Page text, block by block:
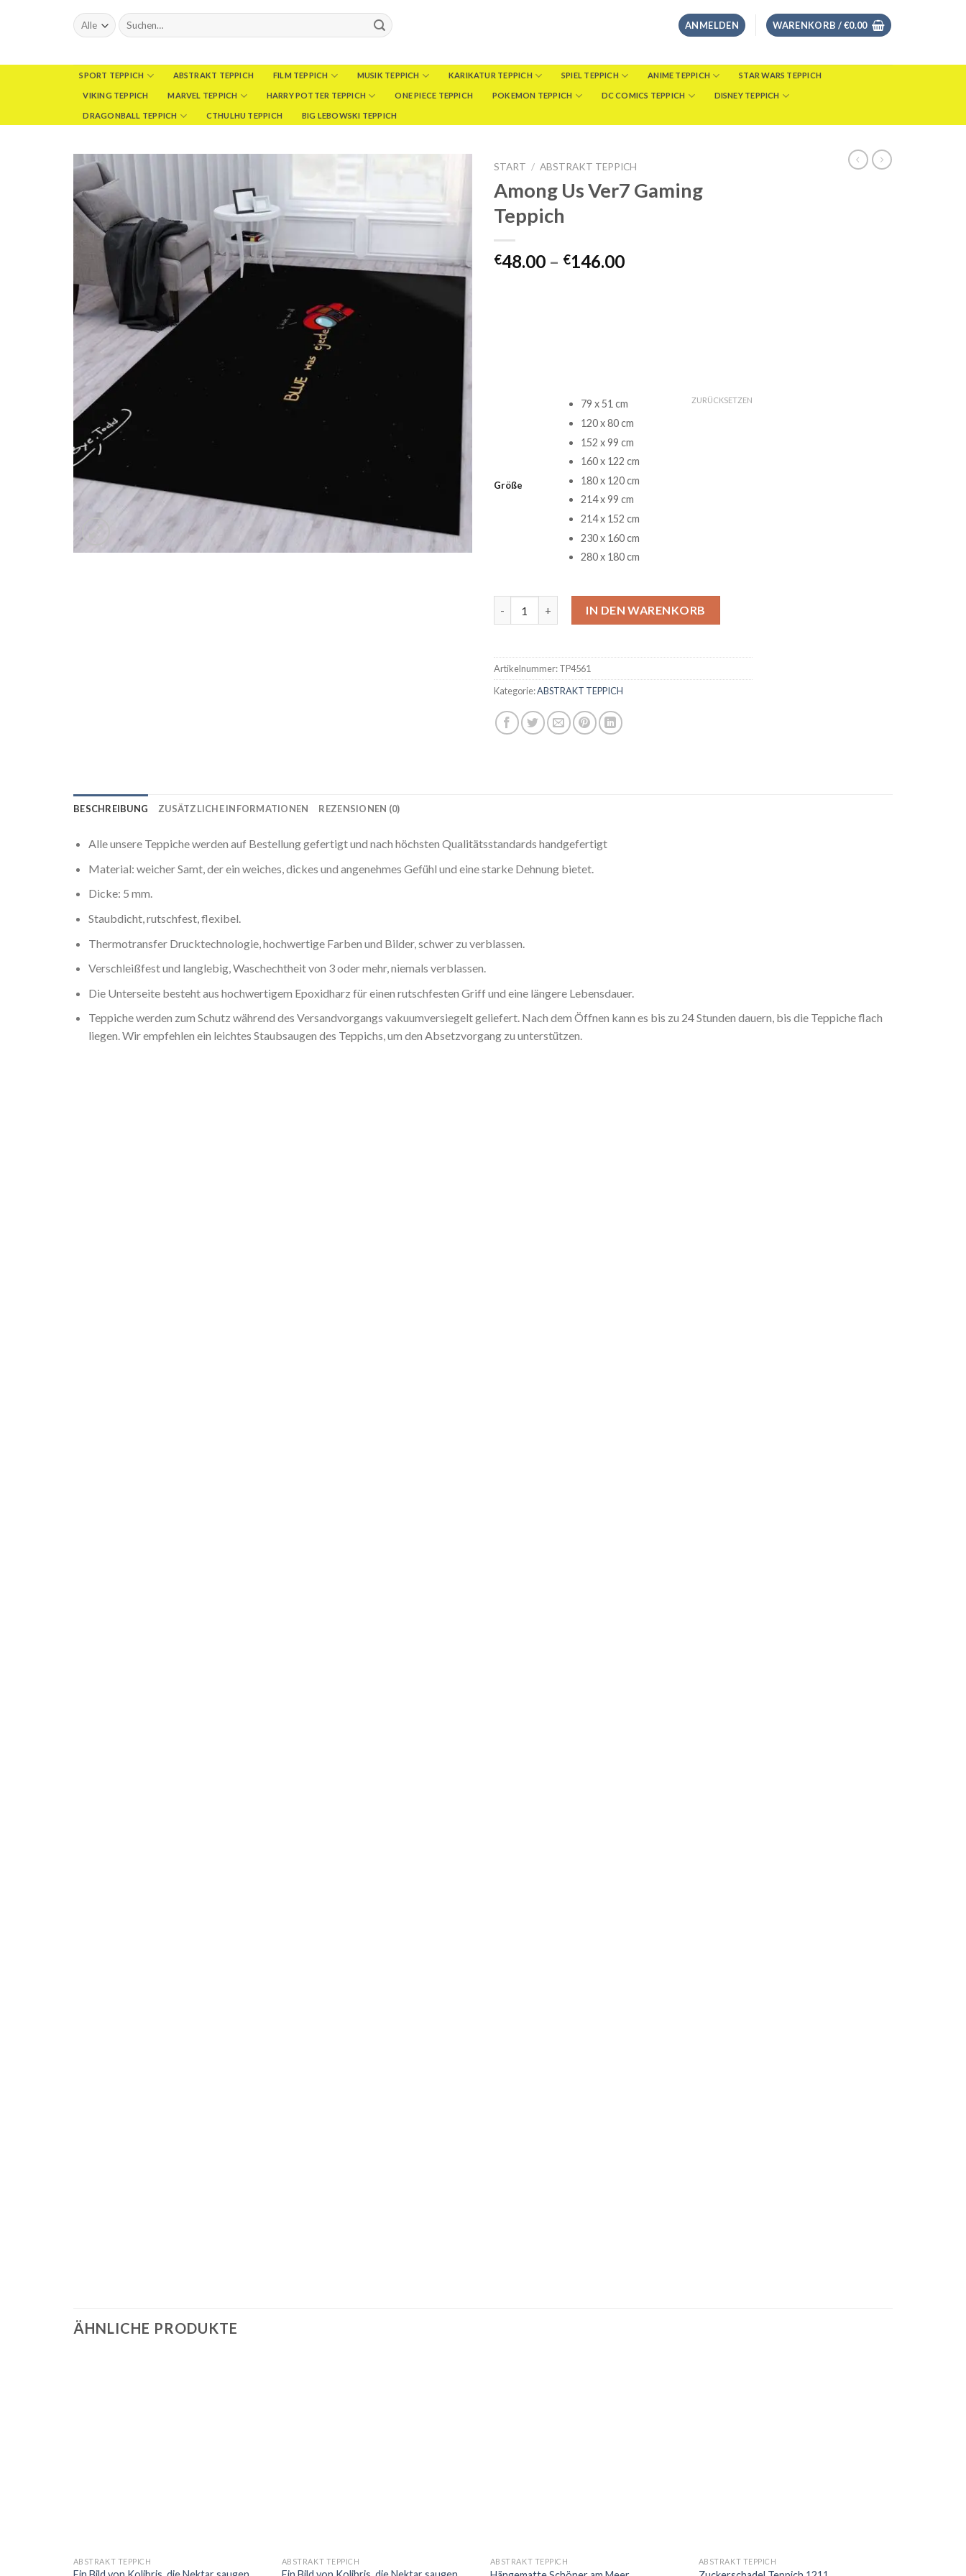
Suchen
nach:
ANMELDEN WARENKORB /€0.00
SPORT TEPPICH ABSTRAKT TEPPICH FILM TEPPICH MUSIK TEPPICH KARIKATUR TEPPICH SPIEL TEPPICH ANIME TEPPICH STAR WARS TEPPICH
VIKING TEPPICH MARVEL TEPPICH HARRY POTTER TEPPICH ONE PIECE TEPPICH POKEMON TEPPICH DC COMICS TEPPICH DISNEY TEPPICH
DRAGONBALL TEPPICH CTHULHU TEPPICH BIG LEBOWSKI TEPPICH
START / ABSTRAKT TEPPICH
Among Us Ver7 Gaming
Teppich
€48.00 – €146.00Preisspanne:
Größe
79 x 51 cm
120 x 80 cm
152 x 99 cm
160 x 122 cm
180 x 120 cm
214 x 99 cm
214 x 152 cm
230 x 160 cm
280 x 180 cm
ZURÜCKSETZEN
IN DEN WARENKORB
Artikelnummer:TP4561
Kategorie:ABSTRAKT TEPPICH
BESCHREIBUNG ZUSÄTZLICHE INFORMATIONEN REZENSIONEN (0)
Alle unsere Teppiche werden auf Bestellung gefertigt und nach höchsten Qualitätsstandards handgefertigt
Material: weicher Samt, der ein weiches, dickes und angenehmes Gefühl und eine starke Dehnung bietet.
Dicke: 5 mm.
Staubdicht, rutschfest, flexibel.
Thermotransfer Drucktechnologie, hochwertige Farben und Bilder, schwer zu verblassen.
Verschleißfest und langlebig, Waschechtheit von 3 oder mehr, niemals verblassen.
Die Unterseite besteht aus hochwertigem Epoxidharz für einen rutschfesten Griff und eine längere Lebensdauer.
Teppiche werden zum Schutz während des Versandvorgangs vakuumversiegelt geliefert. Nach dem Öffnen kann es bis zu 24 Stunden dauern, bis die Teppiche flach
liegen. Wir empfehlen ein leichtes Staubsaugen des Teppichs, um den Absetzvorgang zu unterstützen.
ÄHNLICHE PRODUKTE
ABSTRAKT TEPPICH ABSTRAKT TEPPICH ABSTRAKT TEPPICH ABSTRAKT TEPPICH